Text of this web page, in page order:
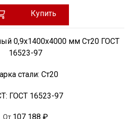
Купить
0,9х1400х4000 мм Ст20 ГОСТ
16523-97
стали: Ст20
ГОСТ 16523-97
От 107 188 ₽